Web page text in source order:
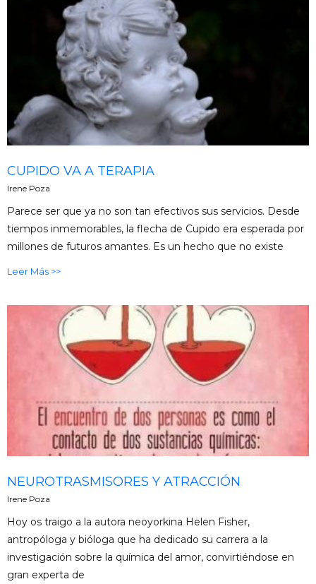
CUPIDO VA A TERAPIA
Irene Poza
Parece ser que ya no son tan efectivos sus servicios. Desde
tiempos inmemorables, la flecha de Cupido era esperada por
millones de futuros amantes. Es un hecho que no existe
Leer Más >>
NEUROTRASMISORES Y ATRACCIÓN
Irene Poza
Hoy os traigo a la autora neoyorkina Helen Fisher,
antropóloga y bióloga que ha dedicado su carrera a la
investigación sobre la química del amor, convirtiéndose en
gran experta de